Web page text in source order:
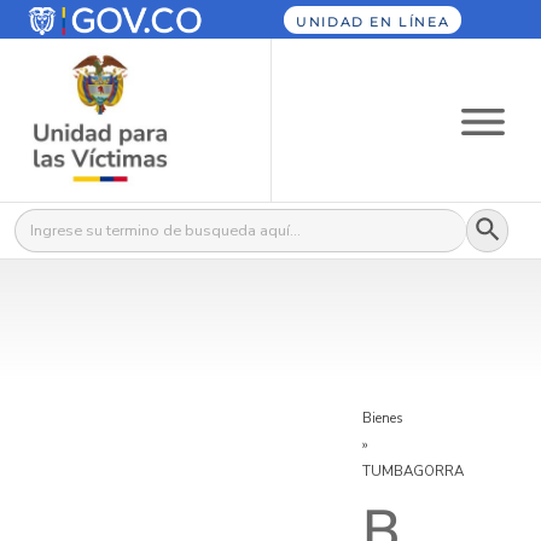
UNIDAD EN LÍNEA
Buscar: Botón
Bienes
»
TUMBAGORRA